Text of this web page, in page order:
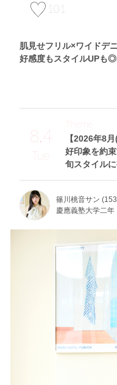
101
肌見せフリル×ワイドデ
好感度もスタイルUPも
8.4
Tue
【2026年8月
好印象を約
旬スタイル
Theme
篠川桃音サン
慶應義塾大学二年